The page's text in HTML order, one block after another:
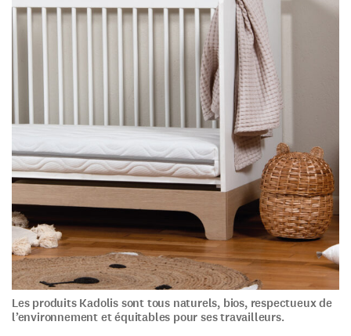
Les produits Kadolis sont tous naturels, bios, respectueux de
l’environnement et équitables pour ses travailleurs.